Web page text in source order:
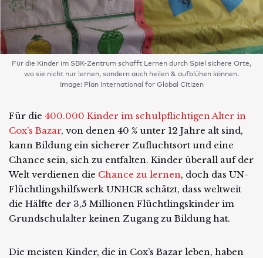
Für die Kinder im SBK-Zentrum schafft Lernen durch Spiel sichere Orte,
wo sie nicht nur lernen, sondern auch heilen & aufblühen können.
Image: Plan International for Global Citizen
Für die 400.000 Kinder im schulpflichtigen Alter in
Cox’s Bazar, von denen 40 % unter 12 Jahre alt sind,
kann Bildung ein sicherer Zufluchtsort und eine
Chance sein, sich zu entfalten. Kinder überall auf der
Welt verdienen die Chance zu lernen, doch das UN-
Flüchtlingshilfswerk UNHCR schätzt, dass weltweit
die Hälfte der 3,5 Millionen Flüchtlingskinder im
Grundschulalter keinen Zugang zu Bildung hat.
Die meisten Kinder, die in Cox’s Bazar leben, haben